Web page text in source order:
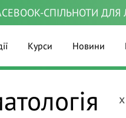
СПІЛЬНОТИ
Курси Новини
x